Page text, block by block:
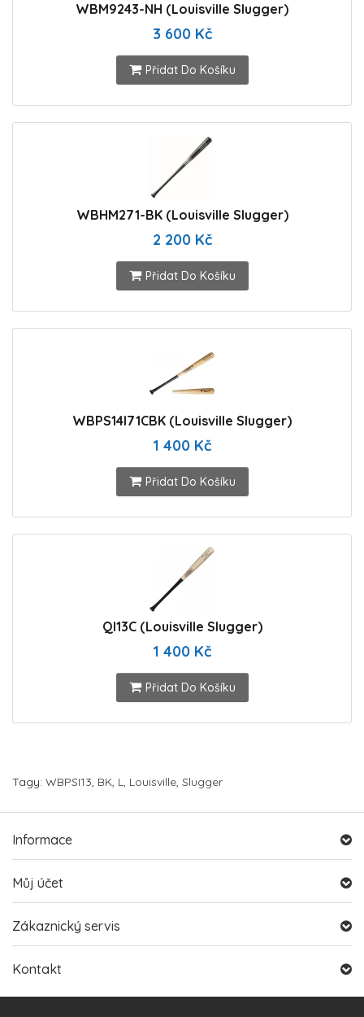
WBM9243-NH (Louisville Slugger)
3 600 Kč
Přidat Do Košíku
WBHM271-BK (Louisville Slugger)
2 200 Kč
Přidat Do Košíku
WBPS14I71CBK (Louisville Slugger)
1 400 Kč
Přidat Do Košíku
QI13C (Louisville Slugger)
1 400 Kč
Přidat Do Košíku
Tagy: WBPSI13, BK, L, Louisville, Slugger
Informace
Můj účet
Zákaznický servis
Kontakt